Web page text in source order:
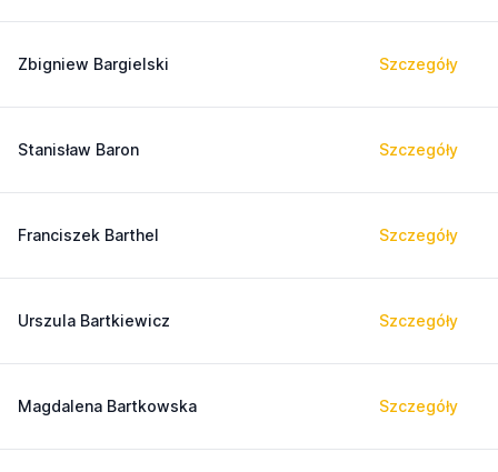
Zbigniew Bargielski Szczegóły
Stanisław Baron Szczegóły
Franciszek Barthel Szczegóły
Urszula Bartkiewicz Szczegóły
Magdalena Bartkowska Szczegóły